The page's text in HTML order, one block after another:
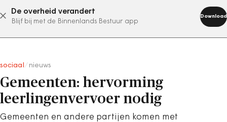
De overheid verandert
Blijf bij met de Binnenlands Bestuur app
Download
abonneer nu
sociaal nieuws
Gemeenten: hervorming
leerlingenvervoer nodig
Gemeenten en andere partijen komen met